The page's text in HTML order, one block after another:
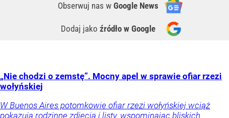
Obserwuj nas w Google News
Dodaj jako źródło w Google
„Nie chodzi o zemstę”. Mocny apel w sprawie ofiar rzezi
wołyńskiej
W Buenos Aires potomkowie ofiar rzezi wołyńskiej wciąż
pokazują rodzinne zdjęcia i listy, wspominając bliskich